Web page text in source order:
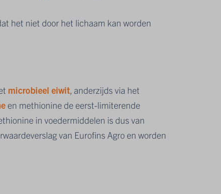
het niet door het lichaam kan worden
microbieel eiwit, anderzijds via het
en methionine de eerst-limiterende
in voedermiddelen is dus van
van Eurofins Agro en worden